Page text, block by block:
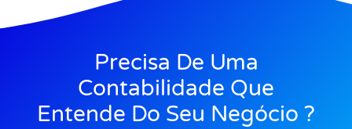
Precisa De Uma
Contabilidade Que
Entende Do Seu Negócio ?